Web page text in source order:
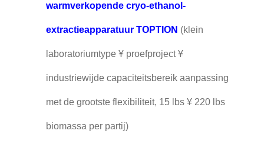
warmverkopende cryo-ethanol-
extractieapparatuur TOPTION (klein
laboratoriumtype ¥ proefproject ¥
industriewijde capaciteitsbereik aanpassing
met de grootste flexibiliteit, 15 lbs ¥ 220 lbs
biomassa per partij)